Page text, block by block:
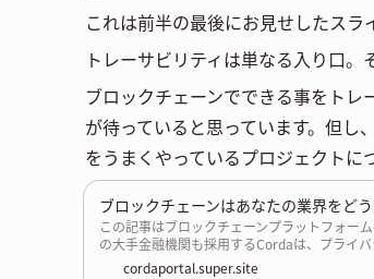
これは前半の最後にお見せしたスラ
トレーサビリティは単なる入り口。
ブロックチェーンでできる事をトレ
が待っていると思っています。但し
をうまくやっているプロジェクトに
ブロックチェーンはあなたの業界をど
この記事はブロックチェーンプラットフォー
の大手金融機関も採用するCordaは、プライ
にします。拡張性を備えつつ、これを実現す
cordaportal.super.site